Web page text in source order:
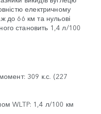
електричному
до 66 км та нульові
становить 1,4 л/100
309 к.с. (227
WLTP: 1,4 л/100 км